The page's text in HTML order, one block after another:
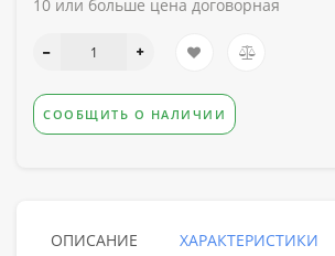
10 или больше цена договорная
СООБЩИТЬ О НАЛИЧИИ
ОПИСАНИЕ ХАРАКТЕРИСТИКИ